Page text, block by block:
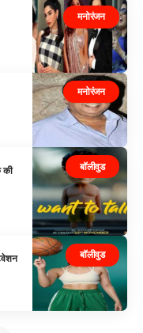
मनोरंजन
मनोरंजन
बॉलीवुड
की
बॉलीवुड